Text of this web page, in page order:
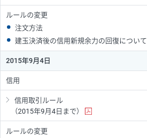
ルールの変更
注文方法
建玉決済後の信用新規余力の回復について
2015年9月4日
信用
信用取引ルール
（2015年9月4日まで）
ルールの変更